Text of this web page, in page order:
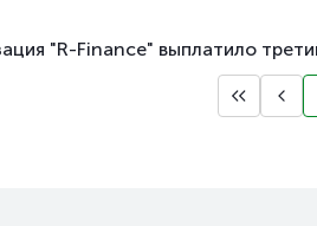
"R-Finance" выплатило